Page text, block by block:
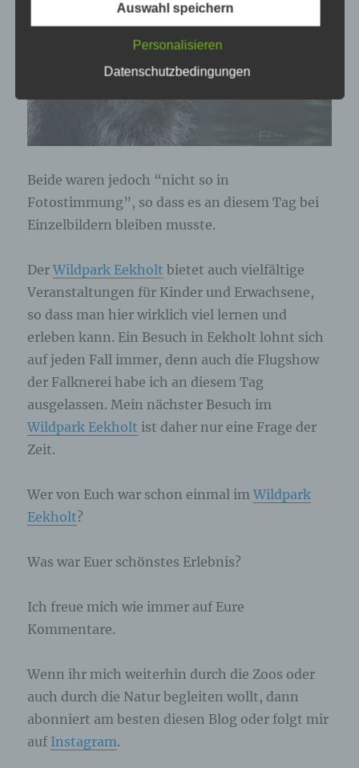
Beide waren jedoch “nicht so in
Fotostimmung”, so dass es an diesem Tag bei
Einzelbildern bleiben musste.
DerWildpark Eekholt bietet auch vielfältige
Veranstaltungen für Kinder und Erwachsene,
so dass man hier wirklich viel lernen und
erleben kann. Ein Besuch in Eekholt lohnt sich
auf jeden Fall immer, denn auch die Flugshow
der Falknerei habe ich an diesem Tag
ausgelassen. Mein nächster Besuch im
Wildpark Eekholt ist daher nur eine Frage der
Zeit.
Wer von Euch war schon einmal imWildpark
Eekholt?
Was war Euer schönstes Erlebnis?
Ich freue mich wie immer auf Eure
Kommentare.
Wenn ihr mich weiterhin durch die Zoos oder
auch durch die Natur begleiten wollt, dann
abonniert am besten diesen Blog oder folgt mir
auf Instagram.
Cookies / SessionStorage / LocalStorage
Die Internetseiten verwenden teilweise so
SessionStorage. Dies dient dazu, unser Angebot
machen. Local Storage und SessionStorage ist
eine Technologie, mit welcher ihr Browser Daten
auf Ihrem Computer oder mobilen Gerät
abspeichert. Cookies sind Textdateien, welche
Computersystem abgelegt und gespeichert
werden. Sie können die Verwendung von Cookies,
LocalStorage und SessionStorage durch
entsprechende Einstellung in Ihrem Browser
verhindern.
Zahlreiche Internetseiten und Server verwenden
Cookies. Viele Cookies enthalten eine sogenannte
Cookie-ID. Eine Cookie-ID ist eine eindeutige
Kennung des Cookies. Sie besteht aus einer
Zeichenfolge, durch welche Internetseiten und
Server dem konkreten Internetbrowser zugeordnet
werden können, in dem das Cookie gespeichert
wurde. Dies ermöglicht es den besuchten
Internetseiten und Servern, den individuellen
Browser der betroffenen Person von anderen
Internetbrowsern, die andere Cookies enthalten,
zu unterscheiden. Ein bestimmter Internetbrowser
Durch den Einsatz von Cookies kann den Nutzern
möglich wären.
Mittels eines Cookies können die Informationen
und Angebote auf unserer Internetseite im Sinne
des Benutzers optimiert werden. Cookies
Benutzer unserer Internetseite wiederzuerkennen.
Nutzern die Verwendung unserer Internetseite zu
erleichtern. Der Benutzer einer Internetseite, die
Cookies verwendet, muss beispielsweise nicht bei
jedem Besuch der Internetseite erneut seine
Auswahl speichern
Personalisieren
Datenschutzbedingungen